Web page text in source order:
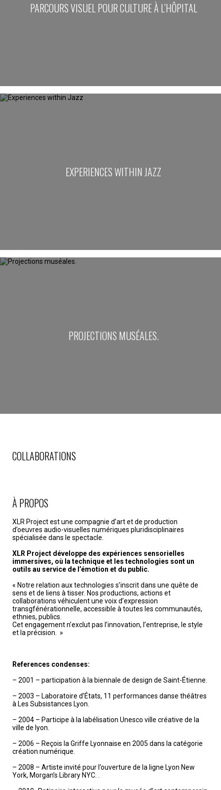
PARCOURS VISUEL POUR CULTURE À L’HÔPITAL
EXPERIENCES WITHIN JAZZ
PROJECTIONS MUSÉALES.
COLLABORATIONS
À PROPOS
XLR Project est une compagnie d’art et de production
d’oeuvres audio-visuelles numériques pluridisciplinaires
spécialisée dans le spectacle.
XLR Project développe des expériences sensorielles
immersives, où la technique et les technologies sont un
outils au service de l’émotion et du public.
« Notre relation aux technologies s’inscrit dans une quête de
sens et de liens à tisser. Nos productions, actions et
collaborations véhiculent une voix d’expression
transgfénérationnelle, accessible à toutes les communautés,
ethnies, publics.
Cet engagement n’exclut pas l’innovation, l’entreprise, le style
et la précision. »
References condenses:
– 2001 – participation à la biennale de design de Saint-Étienne.
– 2003 – Laboratoire d’États, 11 performances danse théâtres
à Les Subsistances Lyon.
– 2004 – Participe à la labélisation Unesco ville créative de la
ville de lyon.
– 2006 – Reçois la Griffe Lyonnaise en 2005 dans la catégorie
création numérique.
– 2008 – Artiste invité pour l’ouverture de la ligne Lyon New
York, Morgan’s Library NYC. .